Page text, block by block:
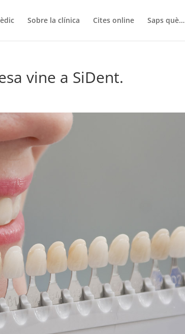
Sobre la clínica Cites online Saps què…
vine a SiDent.